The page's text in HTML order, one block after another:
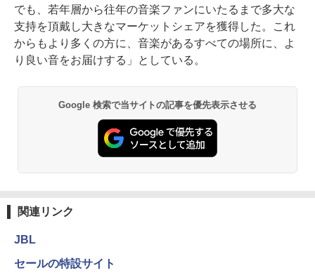
でも、若年層から往年の音楽ファンにいたるまで多大な
支持を頂戴し大きなマーケットシェアを獲得した。これ
からもより多くの方に、音楽があるすべての場所に、よ
り良い音をお届けする」としている。
Google 検索で当サイトの記事を優先表示させる
関連リンク
JBL
セールの特設サイト